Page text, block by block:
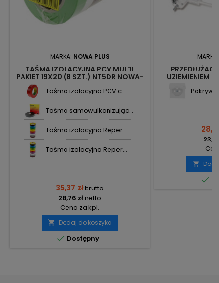
MARKA: NOWA PLUS
TAŚMA IZOLACYJNA PCV MULTI
PAKIET 19X20 (8 SZT.) NT5DR NOWA-
Taśma izolacyjna PCV c...
Taśma samowulkanizując...
Taśma izolacyjna Reper...
Taśma izolacyjna Reper...
35,37 złbrutto
28,76 złnetto
Cena za kpl.
 Dodaj do koszyka
 Dostępny
UZIEMIENIEM

